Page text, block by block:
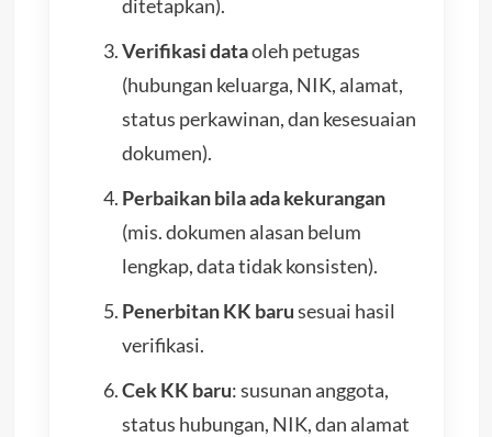
ditetapkan).
Verifikasi dataoleh petugas
(hubungan keluarga, NIK, alamat,
status perkawinan, dan kesesuaian
dokumen).
Perbaikan bila ada kekurangan
(mis. dokumen alasan belum
lengkap, data tidak konsisten).
Penerbitan KK barusesuai hasil
verifikasi.
Cek KK baru: susunan anggota,
status hubungan, NIK, dan alamat